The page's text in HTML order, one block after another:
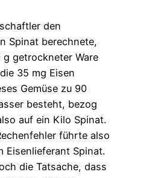
den
Spinat berechnete,
getrockneter Ware
35 mg Eisen
Gemüse zu 90
besteht, bezog
auf ein Kilo Spinat.
führte also
Eisenlieferant Spinat.
die Tatsache, dass